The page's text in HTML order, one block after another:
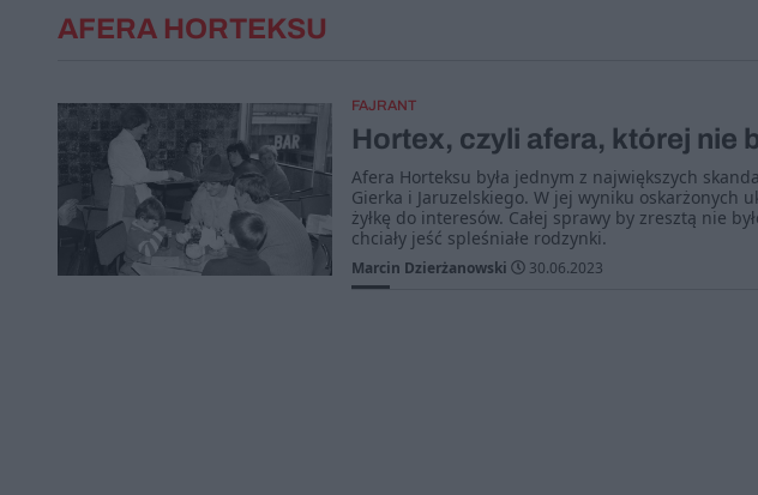
AFERA HORTEKSU
FAJRANT
Hortex, czyli afera, której nie
Afera Horteksu była jednym z największych
Gierka i Jaruzelskiego. W jej wyniku oskarżonych
żyłkę do interesów. Całej sprawy by zresztą nie
chciały jeść spleśniałe rodzynki.
Marcin Dzierżanowski 30.06.2023